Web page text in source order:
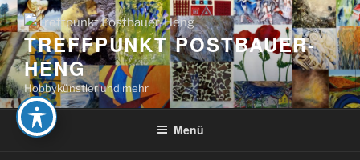
Zum
Inhalt
springenTREFFPUNKT POSTBAUER-
HENG
Hobbykünstler und mehr
Menü